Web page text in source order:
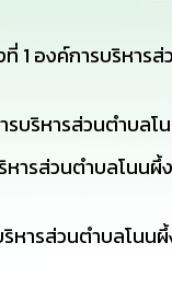
1 องค์การบริหาร
รบริหารส่วนตำบลโ
ารส่วนตำบลโนนผึ้
ารส่วนตำบลโนน